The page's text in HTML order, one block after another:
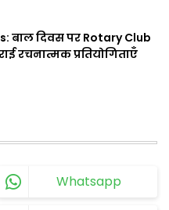
बाल दिवस पर Rotary Club
रचनात्मक प्रतियोगिताएँ
Whatsapp